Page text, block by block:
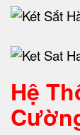
Hệ